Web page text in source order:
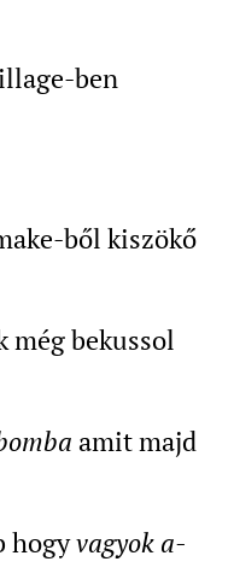
ben
ből kiszökő
még bekussol
amit majd
hogyvagyok a-